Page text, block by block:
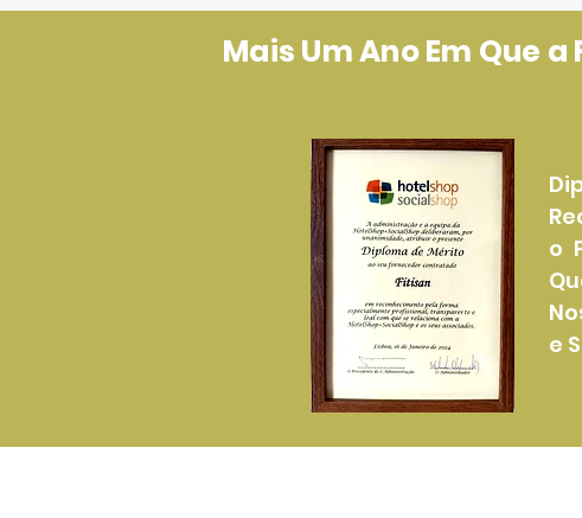
Mais Um Ano Em Que
o
e